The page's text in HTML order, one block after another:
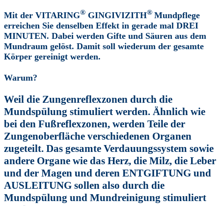
Mit der VITARING® GINGIVIZITH® Mundpflege
erreichen Sie denselben Effekt in gerade mal DREI
MINUTEN. Dabei werden Gifte und Säuren aus dem
Mundraum gelöst. Damit soll wiederum der gesamte
Körper gereinigt werden.
Warum?
Weil die Zungenreflexzonen durch die
Mundspülung stimuliert werden. Ähnlich wie
bei den Fußreflexzonen, werden Teile der
Zungenoberfläche verschiedenen Organen
zugeteilt. Das gesamte Verdauungssystem sowie
andere Organe wie das Herz, die Milz, die Leber
und der Magen und deren ENTGIFTUNG und
AUSLEITUNG sollen also durch die
Mundspülung und Mundreinigung stimuliert